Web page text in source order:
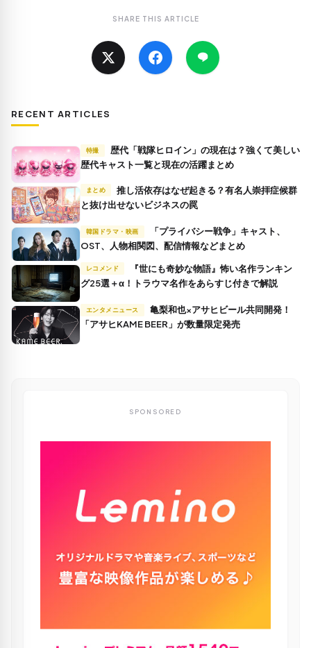
SHARE THIS ARTICLE
RECENT ARTICLES
特撮
歴代キャスト一覧と現在の活躍まとめ
まとめ
推し活依存はなぜ起きる？有名人崇拝症候群
と抜け出せないビジネスの罠
韓国ドラマ・映画
OST、人物相関図、配信情報などまとめ
レコメンド
グ25選＋α！トラウマ名作をあらすじ付きで解説
エンタメニュース
「アサヒKAME BEER」が数量限定発売
SPONSORED